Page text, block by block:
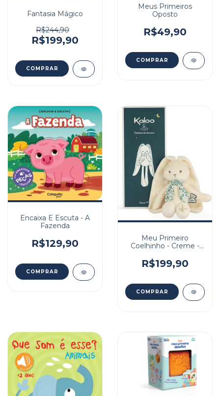
Fantasia Mágico
R$244,90
R$199,90
COMPRAR
Meus Primeiros
Oposto
R$49,90
Encaixa E Escuta - A
Fazenda
R$129,90
Meu Primeiro
Coelhinho - Creme -
R$199,90